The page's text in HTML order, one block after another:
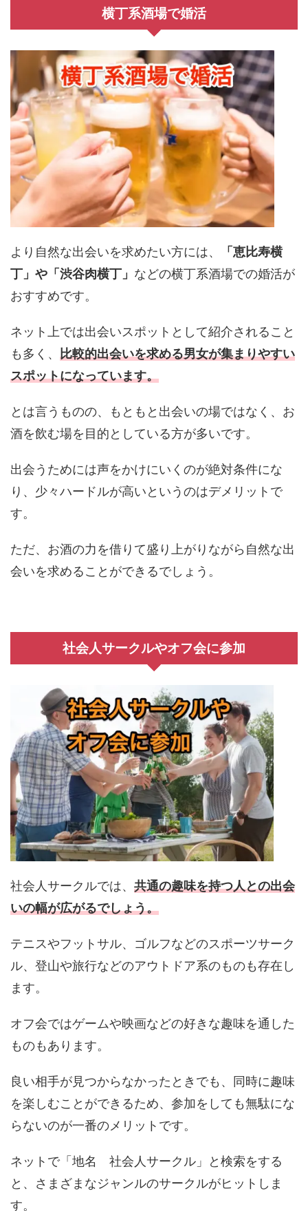
横丁系酒場で婚活
より自然な出会いを求めたい方には、
「恵比寿横
丁」や「渋谷肉横丁」 などの横丁系酒場での婚活が
おすすめです。
ネット上では出会いスポットとして紹介されること
も多く、 比較的出会いを求める男女が集まりやすい
スポットになっています。
とは言うものの、もともと出会いの場ではなく、お
酒を飲む場を目的としている方が多いです。
出会うためには声をかけにいくのが絶対条件にな
り、少々ハードルが高いというのはデメリットで
す。
ただ、お酒の力を借りて盛り上がりながら自然な出
会いを求めることができるでしょう。
社会人サークルやオフ会に参加
社会人サークルでは、 共通の趣味を持つ人との出会
いの幅が広がるでしょう。
テニスやフットサル、ゴルフなどのスポーツサーク
ル、登山や旅行などのアウトドア系のものも存在し
ます。
オフ会ではゲームや映画などの好きな趣味を通した
ものもあります。
良い相手が見つからなかったときでも、同時に趣味
を楽しむことができるため、参加をしても無駄にな
らないのが一番のメリットです。
ネットで「地名 社会人サークル」と検索をする
と、さまざまなジャンルのサークルがヒットしま
す。